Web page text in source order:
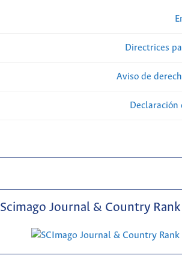
Directrices
Aviso de
Scimago Journal & Country Rank